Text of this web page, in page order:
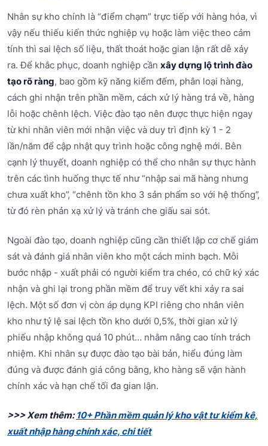
Nhân sự kho chính là “điểm chạm” trực tiếp với hàng hóa, vì
vậy nếu thiếu kiến thức nghiệp vụ hoặc làm việc theo cảm
tính thì sai lệch số liệu, thất thoát hoặc gian lận rất dễ xảy
ra. Để khắc phục, doanh nghiệp cần xây dựng lộ trình đào
tạo rõ ràng, bao gồm kỹ năng kiểm đếm, phân loại hàng,
cách ghi nhận trên phần mềm, cách xử lý hàng trả về, hàng
lỗi hoặc chênh lệch. Việc đào tạo nên được thực hiện ngay
từ khi nhân viên mới nhận việc và duy trì định kỳ 1 - 2
lần/năm để cập nhật quy trình hoặc công nghệ mới. Bên
cạnh lý thuyết, doanh nghiệp có thể cho nhân sự thực hành
trên các tình huống thực tế như “nhập sai mã hàng nhưng
chưa xuất kho”, “chênh tồn kho 3 sản phẩm so với hệ thống”,
từ đó rèn phản xạ xử lý và tránh che giấu sai sót.
Ngoài đào tạo, doanh nghiệp cũng cần thiết lập cơ chế giám
sát và đánh giá nhân viên kho một cách minh bạch. Mỗi
bước nhập - xuất phải có người kiểm tra chéo, có chữ ký xác
nhận và ghi lại trong phần mềm để truy vết khi xảy ra sai
lệch. Một số đơn vị còn áp dụng KPI riêng cho nhân viên
kho như tỷ lệ sai lệch tồn kho dưới 0,5%, thời gian xử lý
phiếu nhập không quá 10 phút… nhằm nâng cao tính trách
nhiệm. Khi nhân sự được đào tạo bài bản, hiểu đúng làm
đúng và được đánh giá công bằng, kho hàng sẽ vận hành
chính xác và hạn chế tối đa gian lận.
>>> Xem thêm:10+ Phần mềm quản lý kho vật tư kiểm kê,
xuất nhập hàng chính xác, chi tiết